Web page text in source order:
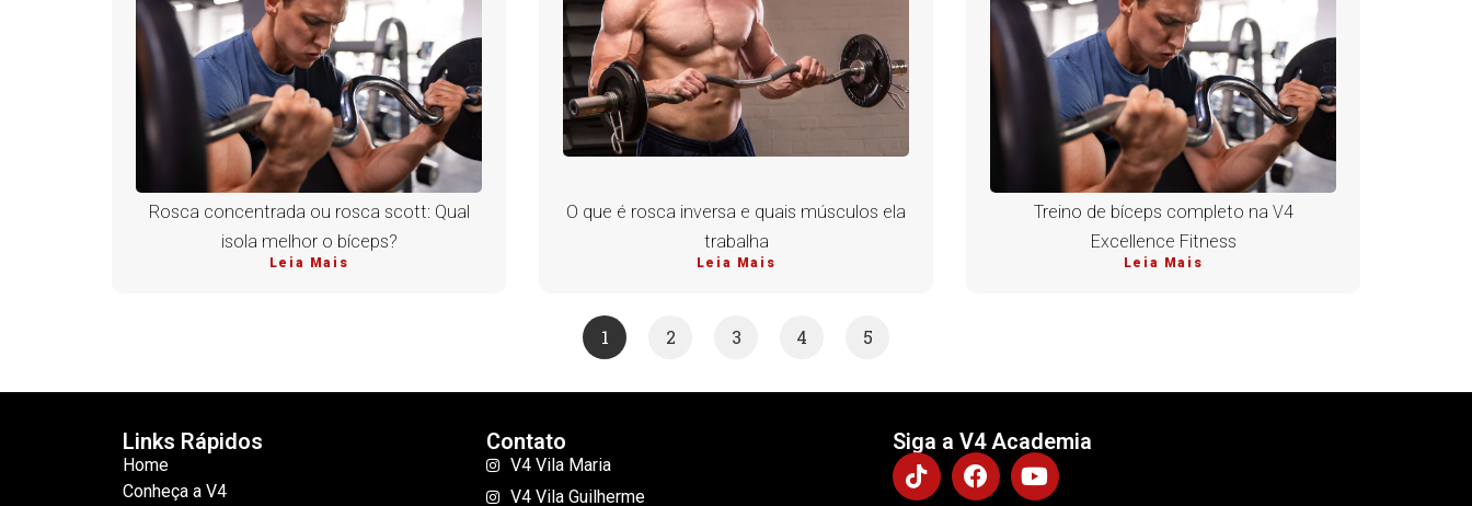
Rosca concentrada ou rosca scott: Qual
isola melhor o bíceps?
Leia Mais
O que é rosca inversa e quais músculos ela
trabalha
Leia Mais
Treino de bíceps completo na V4
Excellence Fitness
Leia Mais
1 2 3 4 5
Links Rápidos
Home
Conheça a V4
Contato
V4 Vila Maria
V4 Vila Guilherme
Siga a V4 Academia